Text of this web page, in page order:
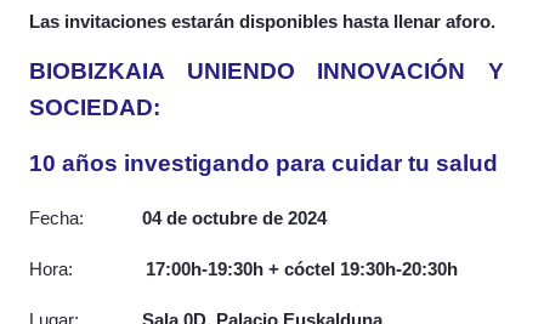
Las invitaciones estarán disponibles hasta llenar aforo.
BIOBIZKAIA UNIENDO INNOVACIÓN Y
SOCIEDAD:
10 años investigando para cuidar tu salud
Fecha: 04 de octubre de 2024
Hora: 17:00h-19:30h + cóctel 19:30h-20:30h